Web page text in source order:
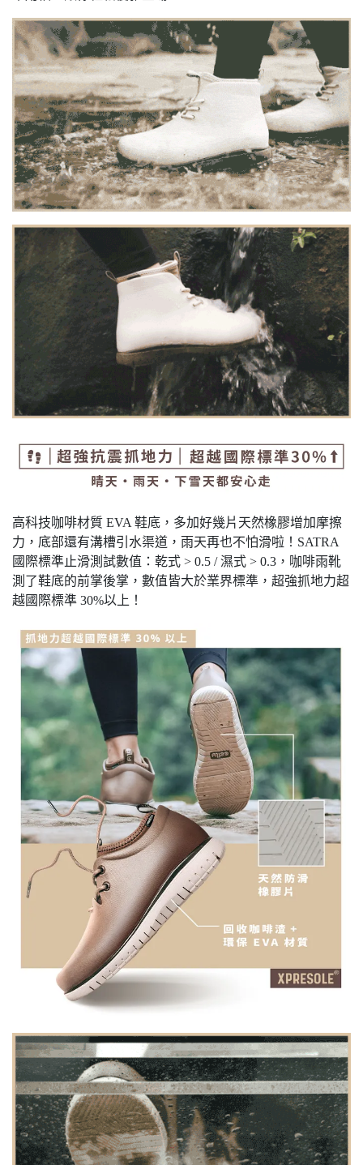
高科技咖啡材質 EVA 鞋底，多加好幾片天然橡膠增加摩擦
力，底部還有溝槽引水渠道，雨天再也不怕滑啦！SATRA
國際標準止滑測試數值：乾式 > 0.5 / 濕式 > 0.3，咖啡雨靴
測了鞋底的前掌後掌，數值皆大於業界標準，超強抓地力超
越國際標準 30%以上！